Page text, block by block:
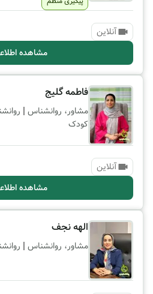
آنلاین
مشاهده
فاطمه گلیج
مشاور، روانشناس |
کودک
آنلاین
مشاهده
الهه نجف
مشاور، روانشناس |